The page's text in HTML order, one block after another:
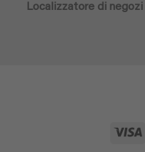
Localizzatore di negozi